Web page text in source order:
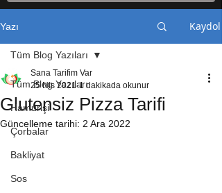
Yazı Kaydol
Tüm Blog Yazıları
Hamurişi
Çorbalar
Bakliyat
Sos
Tüm Blog Yazıları
Glutensiz Pizza Tarifi
Sana Tarifim Var
25 Nis 2021 1 dakikada okunur
Güncelleme tarihi: 2 Ara 2022